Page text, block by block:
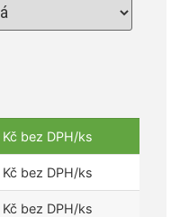
Kčbez DPH/ks
Kčbez DPH/ks
Kčbez DPH/ks